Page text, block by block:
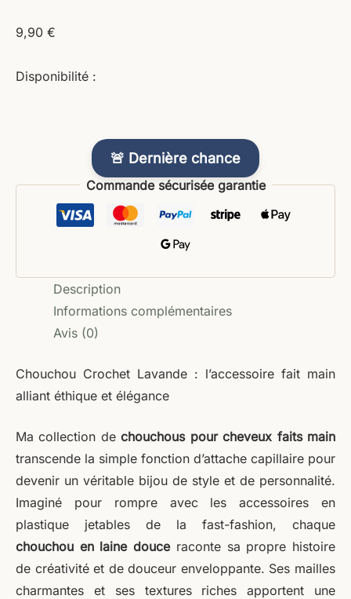
9,90 €
Disponibilité :
🚨 Dernière chance
Commande sécurisée garantie
Description
Informations complémentaires
Avis (0)
Chouchou Crochet Lavande : l’accessoire fait main
alliant éthique et élégance
Ma collection dechouchous pour cheveux faits main
transcende la simple fonction d’attache capillaire pour
devenir un véritable bijou de style et de personnalité.
Imaginé pour rompre avec les accessoires en
plastique jetables de la fast-fashion, chaque
chouchou en laine douceraconte sa propre histoire
de créativité et de douceur enveloppante. Ses mailles
charmantes et ses textures riches apportent une